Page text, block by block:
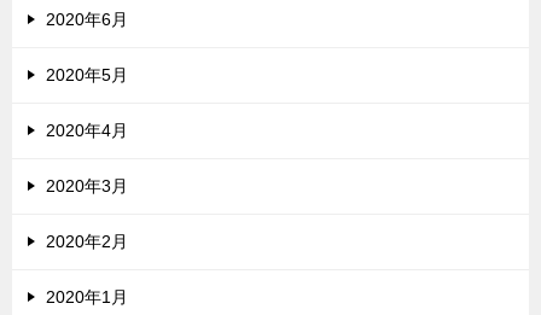
2020年6月
2020年5月
2020年4月
2020年3月
2020年2月
2020年1月